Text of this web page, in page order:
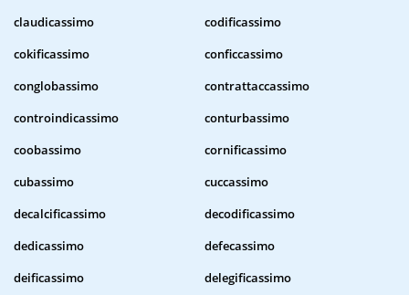
claudicassimo
codificassimo
cokificassimo
conficcassimo
conglobassimo
contrattaccassimo
controindicassimo
conturbassimo
coobassimo
cornificassimo
cubassimo
cuccassimo
decalcificassimo
decodificassimo
dedicassimo
defecassimo
deificassimo
delegificassimo